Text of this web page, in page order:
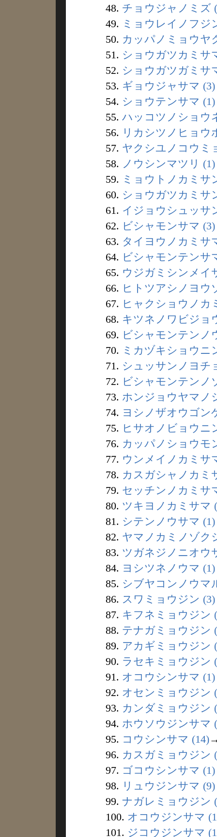
48. チョウジャノミズ
49. ミョウレイノフジ
50. カッパノミョウヤ
51. ショウガツカミサ
52. ショウガツガミサ
53. ギョウジャサマ (3)
54. ショウテンサマ (1)
55. ハッコツノショウ
56. リカシツノヒョウ
57. ヤクシユノコウミ
58. ノウシンマツリ (1)
59. ミョウトノカミサ
60. ショウガツカミサ
61. イジョウシュッサ
62. ビシャモンサマ (3)
63. タイヨウノカミサ
64. ビシャモンテンサ
65. ウジガミシンメイ
66. ヒトツアシノヨウ
67. ヒャクショウノカ
68. キツネノワビジョ
69. ビシャモンテンノ
70. ミカヅキショウニ
71. シュッサンノヨチ
72. ビシャモンテンノ
73. ホンジョウヤマノ
74. ヨシノザオウゴン
75. ヒサオノビョウニ
76. カッパノショウモ
77. ウンメイノカミサ
78. カスガシャノカミ
79. セッチンノカミサ
80. ツキヨノカミサマ
81. シテンノウサマ (1)
82. ヤマノカミノゾク
83. ツガネジノニオウ
84. ヨシツネノウマ (1)
85. シブヤコンノウマ
86. スワミョウジン (3)
87. キフネミョウジン
88. テナガミョウジン
89. アカギミョウジン
90. ラセキミョウジン
91. オコウシンサマ (1)
92. オセンミョウジン
93. カンダミョウジン
94. ホウソウジンサマ
95. コウシンサマ (14)
96. カスガミョウジン
97. ゴコウシンサマ (1)
98. リュウジンサマ (9)
99. ナガレミョウジン
100. オコウジンサマ
101. ジコウジンサマ